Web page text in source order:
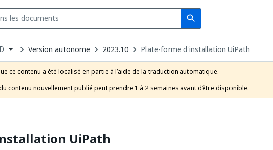
search
Search
Version autonome 2023.10 Plate-forme d'installation UiPath
ce contenu a été localisé en partie à l’aide de la traduction automatique.
contenu nouvellement publié peut prendre 1 à 2 semaines avant d’être disponible.
UiPath